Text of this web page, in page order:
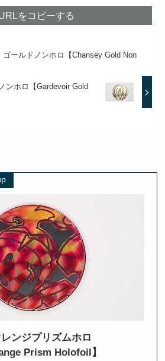
をコピーする
ゴールドノンホロ【Chansey Gold Non
ンホロ【Gardevoir Gold
ンジプリズムホロ
Prism Holofoil】